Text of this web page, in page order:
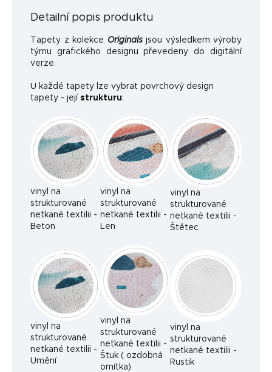
Detailní popis produktu
Tapety z kolekce Originalsjsou výsledkem výroby
týmu grafického designu převedeny do digitální
verze.
U každé tapety lze vybrat povrchový design
tapety - její strukturu:
vinyl na
strukturované
netkané textilii -
Beton
vinyl na
strukturované
netkané textilii -
Len
vinyl na
strukturované
netkané textilii -
Štětec
vinyl na
strukturované
netkané textilii -
Umění
vinyl na
strukturované
netkané textilii -
Štuk ( ozdobná
omítka)
vinyl na
strukturované
netkané textilii -
Rustik